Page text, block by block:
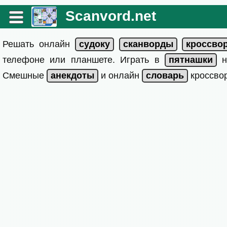
Scanvord.net
Решать онлайн
телефоне или планшете. Играть в
Смешные
и онлайн